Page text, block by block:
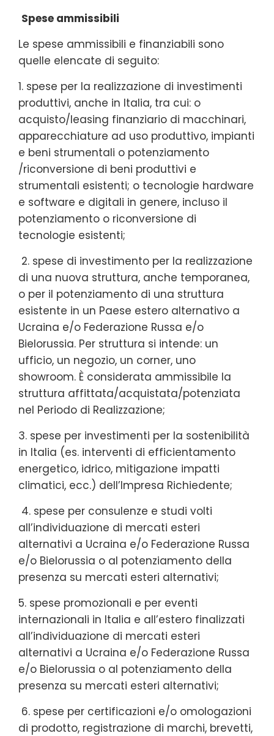
Spese ammissibili
Le spese ammissibili e finanziabili sono
quelle elencate di seguito:
1. spese per la realizzazione di investimenti
produttivi, anche in Italia, tra cui: o
acquisto/leasing finanziario di macchinari,
apparecchiature ad uso produttivo, impianti
e beni strumentali o potenziamento
/riconversione di beni produttivi e
strumentali esistenti; o tecnologie hardware
e software e digitali in genere, incluso il
potenziamento o riconversione di
tecnologie esistenti;
2. spese di investimento per la realizzazione
di una nuova struttura, anche temporanea,
o per il potenziamento di una struttura
esistente in un Paese estero alternativo a
Ucraina e/o Federazione Russa e/o
Bielorussia. Per struttura si intende: un
ufficio, un negozio, un corner, uno
showroom. È considerata ammissibile la
struttura affittata/acquistata/potenziata
nel Periodo di Realizzazione;
3. spese per investimenti per la sostenibilità
in Italia (es. interventi di efficientamento
energetico, idrico, mitigazione impatti
climatici, ecc.) dell’Impresa Richiedente;
4. spese per consulenze e studi volti
all’individuazione di mercati esteri
alternativi a Ucraina e/o Federazione Russa
e/o Bielorussia o al potenziamento della
presenza su mercati esteri alternativi;
5. spese promozionali e per eventi
internazionali in Italia e all’estero finalizzati
all’individuazione di mercati esteri
alternativi a Ucraina e/o Federazione Russa
e/o Bielorussia o al potenziamento della
presenza su mercati esteri alternativi;
6. spese per certificazioni e/o omologazioni
di prodotto, registrazione di marchi, brevetti,